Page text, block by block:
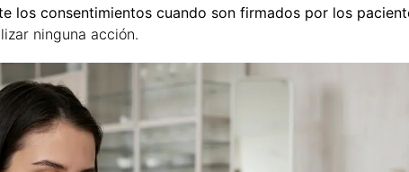
los consentimientos cuando son firmados por los
ninguna acción.